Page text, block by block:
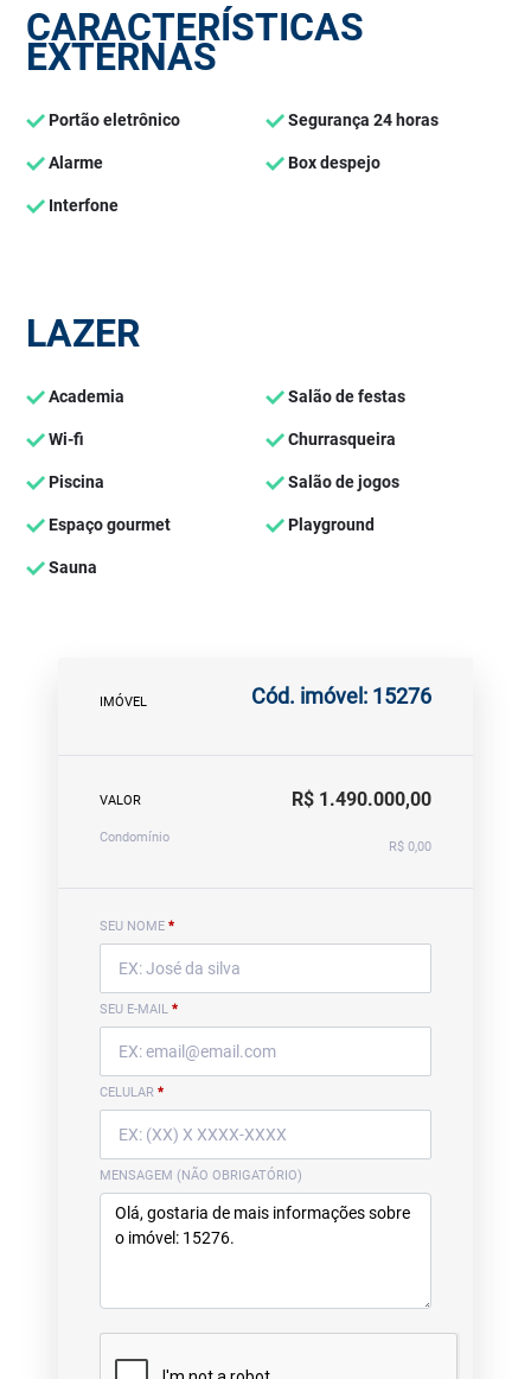
CARACTERÍSTICAS
EXTERNAS
Portão eletrônico Segurança 24 horas
Alarme Box despejo
Interfone
LAZER
Academia Salão de festas
Wi-fi Churrasqueira
Piscina Salão de jogos
Espaço gourmet Playground
Sauna
IMÓVEL Cód. imóvel: 15276
VALOR R$ 1.490.000,00
Condomínio
R$ 0,00
SEU NOME *
SEU E-MAIL *
CELULAR *
MENSAGEM (NÃO OBRIGATÓRIO)